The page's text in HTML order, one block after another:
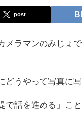
post
メラマンのみじょ
どうやって写真に
で話を進める」こ